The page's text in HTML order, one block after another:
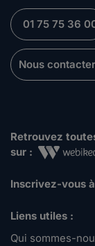
01 75 75 36
Nous contacter
Retrouvez
sur :
Inscrivez-vous
Liens utiles :
Qui sommes-